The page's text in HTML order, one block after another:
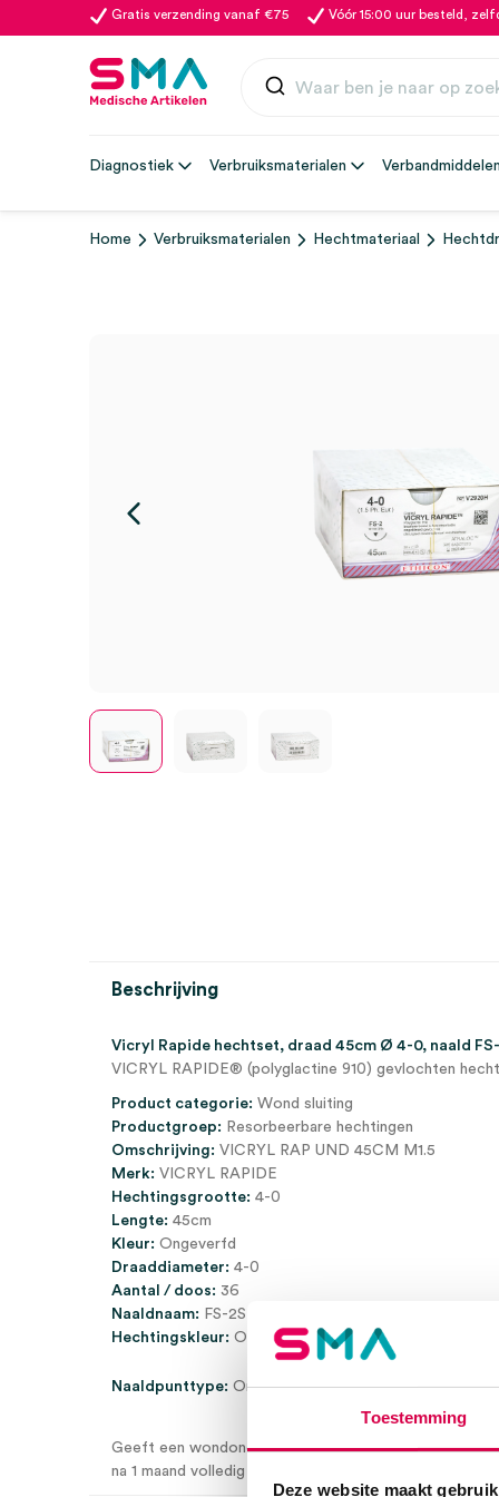
Toestemming
Deze website maakt
Gratis verzending vanaf €75 Vóór 15:00 uur besteld,
Diagnostiek Verbruiksmaterialen Verbandmiddelen
Home Verbruiksmaterialen Hechtmateriaal
Beschrijving
Vicryl Rapide hechtset, draad 45cm Ø 4-0, naald
VICRYL RAPIDE® (polyglactine 910) gevlochten
Product categorie: Wond sluiting
Productgroep: Resorbeerbare hechtingen
Omschrijving: VICRYL RAP UND 45CM M1.5
Merk: VICRYL RAPIDE
Hechtingsgrootte: 4-0
Lengte: 45cm
Kleur: Ongeverfd
Draaddiameter: 4-0
Aantal / doos: 36
Naaldnaam: FS-2S
Hechtingskleur: Ongeverfd
Naaldpunttype: Omgekeerd naaien
Geeft een wondondersteuning tot 12 dagen
na 1 maand volledig geresorbeerd